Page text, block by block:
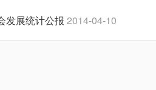
发展统计公报 2014-04-10